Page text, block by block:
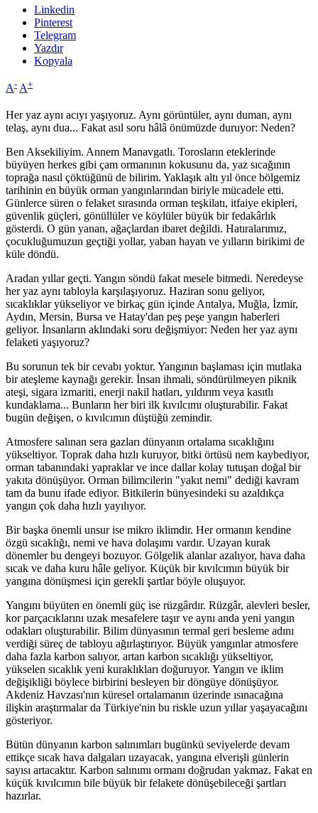
Linkedin
Pinterest
Telegram
Yazdır
Kopyala
A- A+
Her yaz aynı acıyı yaşıyoruz. Aynı görüntüler, aynı duman, aynı
telaş, aynı dua... Fakat asıl soru hâlâ önümüzde duruyor: Neden?
Ben Aksekiliyim. Annem Manavgatlı. Torosların eteklerinde
büyüyen herkes gibi çam ormanının kokusunu da, yaz sıcağının
toprağa nasıl çöktüğünü de bilirim. Yaklaşık altı yıl önce bölgemiz
tarihinin en büyük orman yangınlarından biriyle mücadele etti.
Günlerce süren o felaket sırasında orman teşkilatı, itfaiye ekipleri,
güvenlik güçleri, gönüllüler ve köylüler büyük bir fedakârlık
gösterdi. O gün yanan, ağaçlardan ibaret değildi. Hatıralarımız,
çocukluğumuzun geçtiği yollar, yaban hayatı ve yılların birikimi de
küle döndü.
Aradan yıllar geçti. Yangın söndü fakat mesele bitmedi. Neredeyse
her yaz aynı tabloyla karşılaşıyoruz. Haziran sonu geliyor,
sıcaklıklar yükseliyor ve birkaç gün içinde Antalya, Muğla, İzmir,
Aydın, Mersin, Bursa ve Hatay'dan peş peşe yangın haberleri
geliyor. İnsanların aklındaki soru değişmiyor: Neden her yaz aynı
felaketi yaşıyoruz?
Bu sorunun tek bir cevabı yoktur. Yangının başlaması için mutlaka
bir ateşleme kaynağı gerekir. İnsan ihmali, söndürülmeyen piknik
ateşi, sigara izmariti, enerji nakil hatları, yıldırım veya kasıtlı
kundaklama... Bunların her biri ilk kıvılcımı oluşturabilir. Fakat
bugün değişen, o kıvılcımın düştüğü zemindir.
Atmosfere salınan sera gazları dünyanın ortalama sıcaklığını
yükseltiyor. Toprak daha hızlı kuruyor, bitki örtüsü nem kaybediyor,
orman tabanındaki yapraklar ve ince dallar kolay tutuşan doğal bir
yakıta dönüşüyor. Orman bilimcilerin "yakıt nemi" dediği kavram
tam da bunu ifade ediyor. Bitkilerin bünyesindeki su azaldıkça
yangın çok daha hızlı yayılıyor.
Bir başka önemli unsur ise mikro iklimdir. Her ormanın kendine
özgü sıcaklığı, nemi ve hava dolaşımı vardır. Uzayan kurak
dönemler bu dengeyi bozuyor. Gölgelik alanlar azalıyor, hava daha
sıcak ve daha kuru hâle geliyor. Küçük bir kıvılcımın büyük bir
yangına dönüşmesi için gerekli şartlar böyle oluşuyor.
Yangını büyüten en önemli güç ise rüzgârdır. Rüzgâr, alevleri besler,
kor parçacıklarını uzak mesafelere taşır ve aynı anda yeni yangın
odakları oluşturabilir. Bilim dünyasının termal geri besleme adını
verdiği süreç de tabloyu ağırlaştırıyor. Büyük yangınlar atmosfere
daha fazla karbon salıyor, artan karbon sıcaklığı yükseltiyor,
yükselen sıcaklık yeni kuraklıkları doğuruyor. Yangın ve iklim
değişikliği böylece birbirini besleyen bir döngüye dönüşüyor.
Akdeniz Havzası'nın küresel ortalamanın üzerinde ısınacağına
ilişkin araştırmalar da Türkiye'nin bu riskle uzun yıllar yaşayacağını
gösteriyor.
Bütün dünyanın karbon salınımları bugünkü seviyelerde devam
ettikçe sıcak hava dalgaları uzayacak, yangına elverişli günlerin
sayısı artacaktır. Karbon salınımı ormanı doğrudan yakmaz. Fakat en
küçük kıvılcımın bile büyük bir felakete dönüşebileceği şartları
hazırlar.